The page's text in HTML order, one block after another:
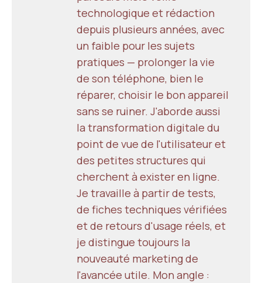
technologique et rédaction
depuis plusieurs années, avec
un faible pour les sujets
pratiques — prolonger la vie
de son téléphone, bien le
réparer, choisir le bon appareil
sans se ruiner. J'aborde aussi
la transformation digitale du
point de vue de l'utilisateur et
des petites structures qui
cherchent à exister en ligne.
Je travaille à partir de tests,
de fiches techniques vérifiées
et de retours d'usage réels, et
je distingue toujours la
nouveauté marketing de
l'avancée utile. Mon angle :